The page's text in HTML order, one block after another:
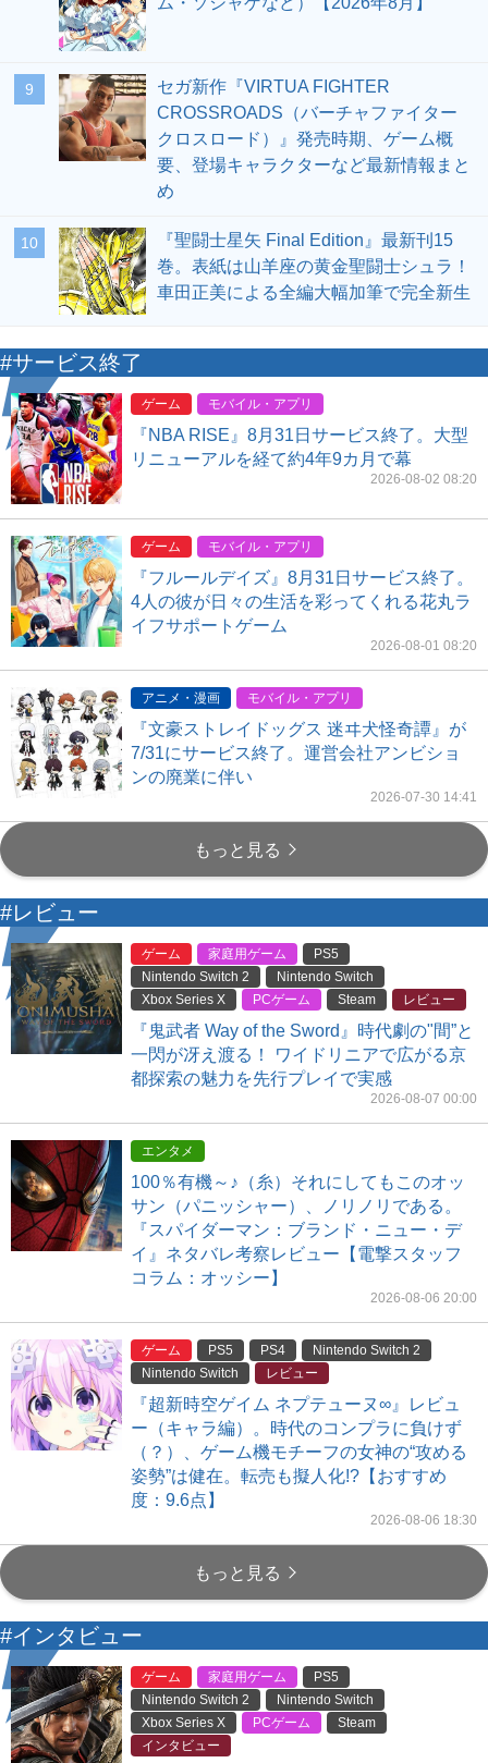
9
セガ新作『VIRTUA FIGHTER
CROSSROADS（バーチャファイター
クロスロード）』発売時期、ゲーム概
要、登場キャラクターなど最新情報まと
め
10
『聖闘士星矢 Final Edition』最新刊15
巻。表紙は山羊座の黄金聖闘士シュラ！
車田正美による全編大幅加筆で完全新生
#サービス終了
ゲーム モバイル・アプリ
『NBA RISE』8月31日サービス終了。大型
リニューアルを経て約4年9カ月で幕
2026-08-02 08:20
ゲーム モバイル・アプリ
『フルールデイズ』8月31日サービス終了。
4人の彼が日々の生活を彩ってくれる花丸ラ
イフサポートゲーム
2026-08-01 08:20
アニメ・漫画 モバイル・アプリ
『文豪ストレイドッグス 迷ヰ犬怪奇譚』が
7/31にサービス終了。運営会社アンビショ
ンの廃業に伴い
2026-07-30 14:41
もっと見る
#レビュー
ゲーム 家庭用ゲーム
PS5
Nintendo Switch 2
Nintendo Switch
Xbox Series X
PCゲーム Steam レビュー
『鬼武者 Way of the Sword』時代劇の"間”と
一閃が冴え渡る！ ワイドリニアで広がる京
都探索の魅力を先行プレイで実感
2026-08-07 00:00
エンタメ
100％有機～♪（糸）それにしてもこのオッ
サン（パニッシャー）、ノリノリである。
『スパイダーマン：ブランド・ニュー・デ
イ』ネタバレ考察レビュー【電撃スタッフ
コラム：オッシー】
2026-08-06 20:00
ゲーム PS5 PS4
Nintendo Switch 2
Nintendo Switch
レビュー
『超新時空ゲイム ネプテューヌ∞』レビュ
ー（キャラ編）。時代のコンプラに負けず
（？）、ゲーム機モチーフの女神の“攻める
姿勢”は健在。転売も擬人化!?【おすすめ
度：9.6点】
2026-08-06 18:30
もっと見る
#インタビュー
ゲーム 家庭用ゲーム
PS5
Nintendo Switch 2
Nintendo Switch
Xbox Series X
PCゲーム
Steam
インタビュー